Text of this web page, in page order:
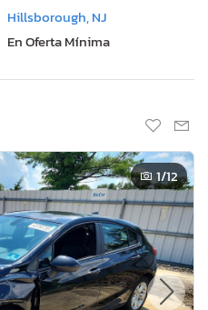
Hillsborough, NJ
En Oferta Mínima
1/12